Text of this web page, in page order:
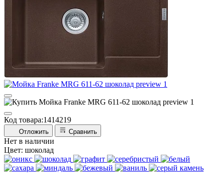
Код товара:1414219
Отложить Сравнить
Нет в наличии
Цвет: шоколад